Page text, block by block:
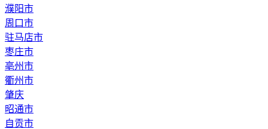
濮阳市
周口市
驻马店市
枣庄市
亳州市
衢州市
肇庆
昭通市
自贡市